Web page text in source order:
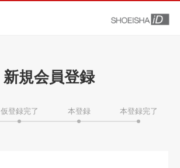
新規会員登録
仮登録完了 本登録 本登録完了